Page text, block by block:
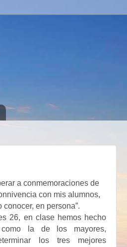
a conmemoraciones de
con mis alumnos,
en persona”.
26, en clase hemos hecho
la de los mayores,
los tres mejores